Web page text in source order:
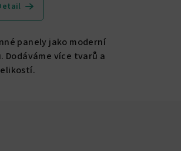
panely jako moderní
Dodáváme více tvarů a